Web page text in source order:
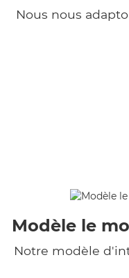
Nous nous
Modèle le
Notre modèle